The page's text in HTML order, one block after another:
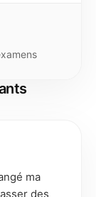
ma
des